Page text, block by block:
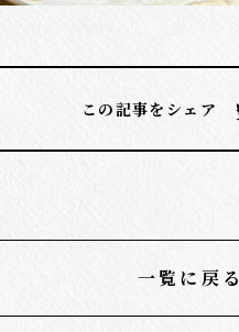
この記事をシェア
一覧に戻る